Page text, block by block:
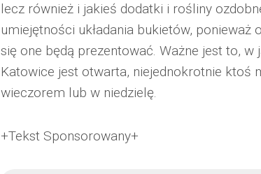
lecz również i jakieś dodatki i rośliny
umiejętności układania bukietów, ponieważ
się one będą prezentować. Ważne jest to,
Katowice jest otwarta, niejednokrotnie ktoś
wieczorem lub w niedzielę.
+Tekst Sponsorowany+